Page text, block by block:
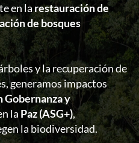
en larestauración de
de bosques
y la recuperación de
generamos impactos
Gobernanza y
la Paz (ASG+),
la biodiversidad.